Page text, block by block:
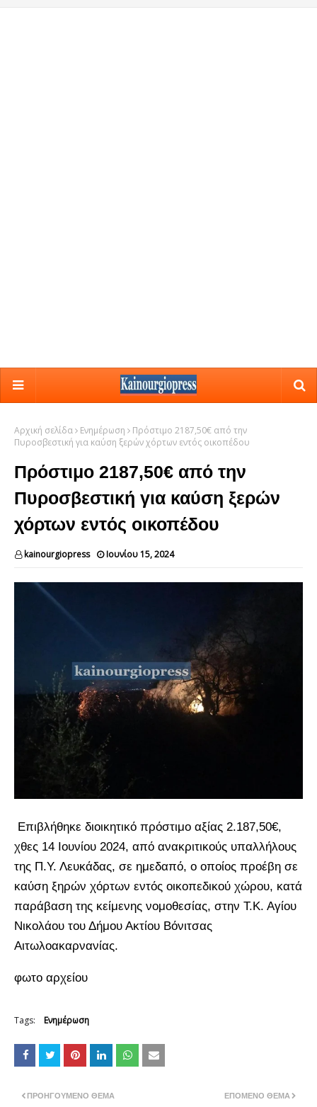
Αρχική σελίδα Ενημέρωση
Πρόστιμο 2187,50€ από την
Πυροσβεστική για καύση ξερών χόρτων εντός οικοπέδου
Πρόστιμο 2187,50€ από την
Πυροσβεστική για καύση ξερών
χόρτων εντός οικοπέδου
kainourgiopress Ιουνίου 15, 2024
Επιβλήθηκε διοικητικό πρόστιμο αξίας 2.187,50€,
χθες 14 Ιουνίου 2024, από ανακριτικούς υπαλλήλους
της Π.Υ. Λευκάδας, σε ημεδαπό, ο οποίος προέβη σε
καύση ξηρών χόρτων εντός οικοπεδικού χώρου, κατά
παράβαση της κείμενης νομοθεσίας, στην Τ.Κ. Αγίου
Νικολάου του Δήμου Ακτίου Βόνιτσας
Αιτωλοακαρνανίας.
φωτο αρχείου
Tags: Ενημέρωση
ΕΠΌΜΕΝΟ ΘΈΜΑ
ΠΡΟΗΓΟΎΜΕΝΟ ΘΈΜΑ